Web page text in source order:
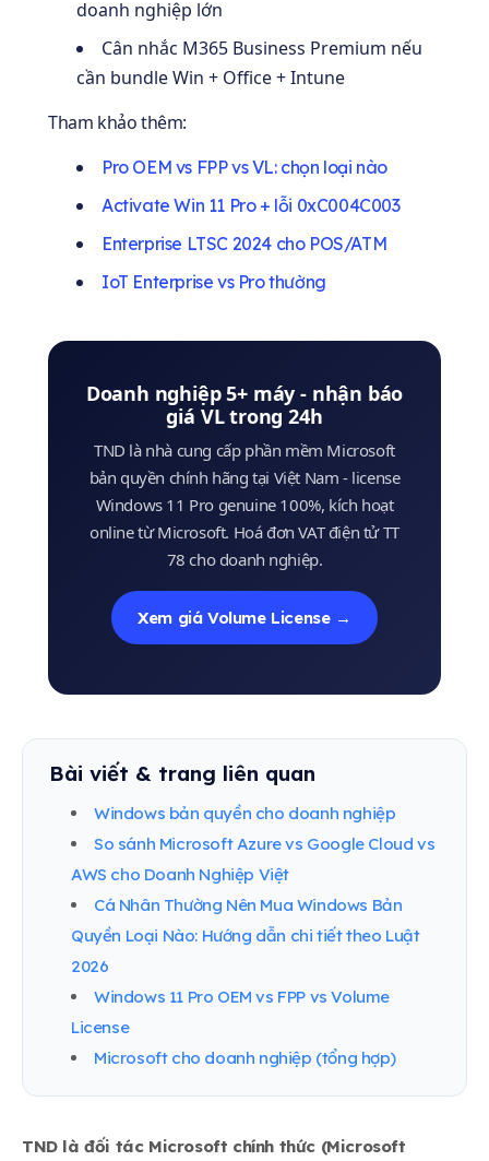
doanh nghiệp lớn
Cân nhắc M365 Business Premium nếu
cần bundle Win + Office + Intune
Tham khảo thêm:
Pro OEM vs FPP vs VL: chọn loại nào
Activate Win 11 Pro + lỗi 0xC004C003
Enterprise LTSC 2024 cho POS/ATM
IoT Enterprise vs Pro thường
Doanh nghiệp 5+ máy - nhận báo
giá VL trong 24h
TND là nhà cung cấp phần mềm Microsoft
bản quyền chính hãng tại Việt Nam - license
Windows 11 Pro genuine 100%, kích hoạt
online từ Microsoft. Hoá đơn VAT điện tử TT
78 cho doanh nghiệp.
Xem giá Volume License →
Bài viết & trang liên quan
Windows bản quyền cho doanh nghiệp
So sánh Microsoft Azure vs Google Cloud vs
AWS cho Doanh Nghiệp Việt
Cá Nhân Thường Nên Mua Windows Bản
Quyền Loại Nào: Hướng dẫn chi tiết theo Luật
2026
Windows 11 Pro OEM vs FPP vs Volume
License
Microsoft cho doanh nghiệp (tổng hợp)
TND là đối tác Microsoft chính thức (Microsoft